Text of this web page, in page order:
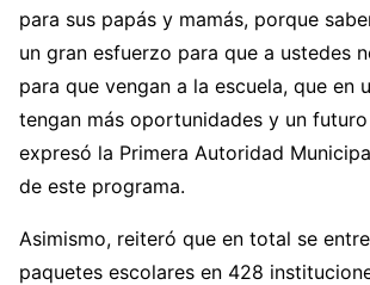
para sus papás y mamás, porque
un gran esfuerzo para que a ustedes
para que vengan a la escuela, que en
tengan más oportunidades y un futuro
expresó la Primera Autoridad
de este programa.
Asimismo, reiteró que en total se
paquetes escolares en 428